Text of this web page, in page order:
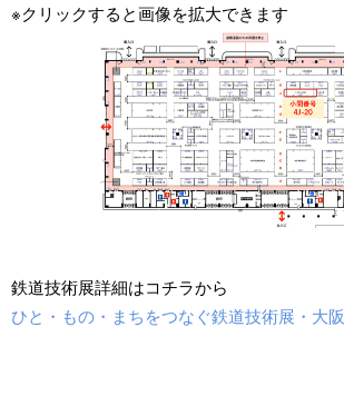
※クリックすると画像を拡大できます
鉄道技術展詳細はコチラから
ひと・もの・まちをつなぐ鉄道技術展・大阪